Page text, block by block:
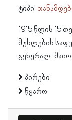
ტიპი:
1915 წლის 15
მუხლების
გენერალ-
პირები
წყარო